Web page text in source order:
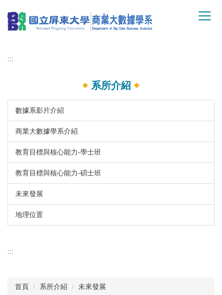
到
主
容
:::
系所介紹
數據系影片介紹
商業大數據學系介紹
教育目標與核心能力-學士班
教育目標與核心能力-碩士班
未來發展
地理位置
:::
首頁 系所介紹 未來發展